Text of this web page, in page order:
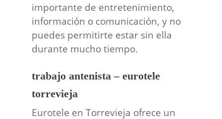
importante de entretenimiento,
información o comunicación, y no
puedes permitirte estar sin ella
durante mucho tiempo.
trabajo antenista – eurotele
torrevieja
Eurotele en Torrevieja ofrece un